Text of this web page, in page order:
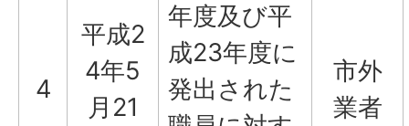
4
平成2
4年5
月21
年度及び平
成23年度に
発出された
市外
業者